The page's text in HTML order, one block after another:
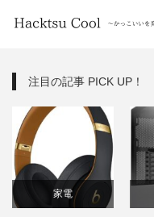
注目の記事 PICK UP！
家電